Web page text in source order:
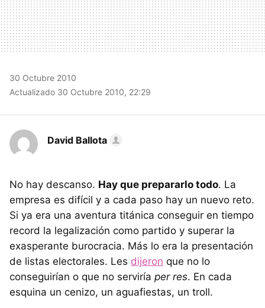
30 Octubre 2010
Actualizado 30 Octubre 2010, 22:29
David Ballota
No hay descanso. Hay que prepararlo todo. La
empresa es difícil y a cada paso hay un nuevo reto.
Si ya era una aventura titánica conseguir en tiempo
record la legalización como partido y superar la
exasperante burocracia. Más lo era la presentación
de listas electorales. Les dijeron que no lo
conseguirían o que no serviría per res. En cada
esquina un cenizo, un aguafiestas, un troll.